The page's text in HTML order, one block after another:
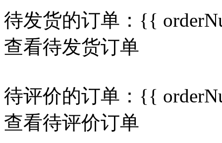
待发货的订单： {{
查看待发货订单
待评价的订单： {{
查看待评价订单